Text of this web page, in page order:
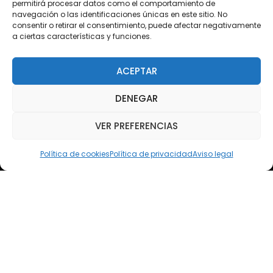
permitirá procesar datos como el comportamiento de
navegación o las identificaciones únicas en este sitio. No
consentir o retirar el consentimiento, puede afectar negativamente
a ciertas características y funciones.
ACEPTAR
DENEGAR
VER PREFERENCIAS
Política de cookiesPolítica de privacidadAviso legal
Acceso Cursos UNIR
Teléfono: (+34) 958 455 085
Teléfono: (+34) 618 370 813